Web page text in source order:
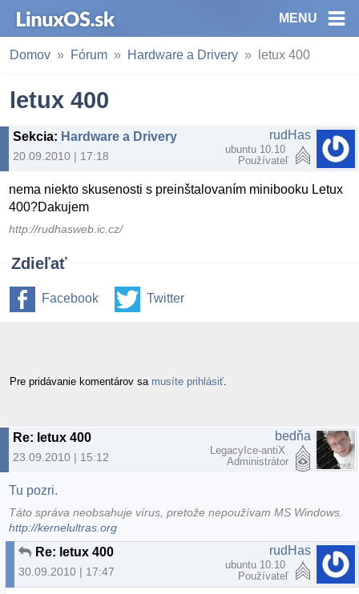
MENU
Domov Fórum Hardware a Drivery letux 400
letux 400
Sekcia: Hardware a Drivery
20.09.2010 | 17:18
rudHas
ubuntu 10.10
Používateľ
nema niekto skusenosti s preinštalovaním minibooku Letux
400?Dakujem
http://rudhasweb.ic.cz/
Zdieľať
Facebook Twitter
Pre pridávanie komentárov sa musíte prihlásiť
Re: letux 400
23.09.2010 | 15:12
bedňa
LegacyIce-antiX
Administrátor
Tu pozri.
Táto správa neobsahuje vírus, pretože nepoužívam MS Windows.
http://kernelultras.org
Re: letux 400
30.09.2010 | 17:47
rudHas
ubuntu 10.10
Používateľ